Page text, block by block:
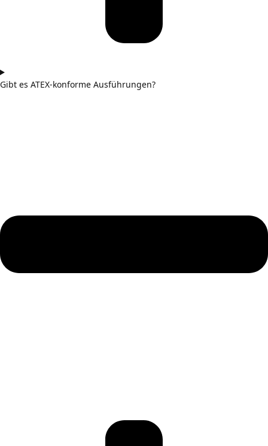
Gibt es ATEX-konforme Ausführungen?